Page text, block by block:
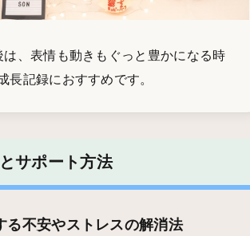
、表情も動きもぐっと豊かになる時
長記録におすすめです。
サポート方法
る不安やストレスの解消法